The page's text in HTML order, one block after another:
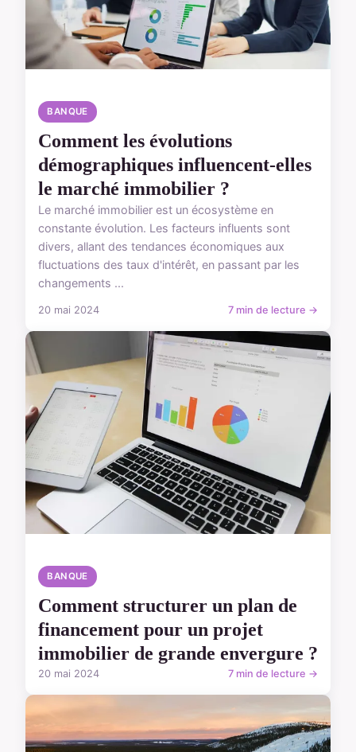
BANQUE
Comment les évolutions
démographiques influencent-elles
le marché immobilier ?
Le marché immobilier est un écosystème en
constante évolution. Les facteurs influents sont
divers, allant des tendances économiques aux
fluctuations des taux d'intérêt, en passant par les
changements ...
20 mai 2024 7 min de lecture →
BANQUE
Comment structurer un plan de
financement pour un projet
immobilier de grande envergure ?
20 mai 2024 7 min de lecture →